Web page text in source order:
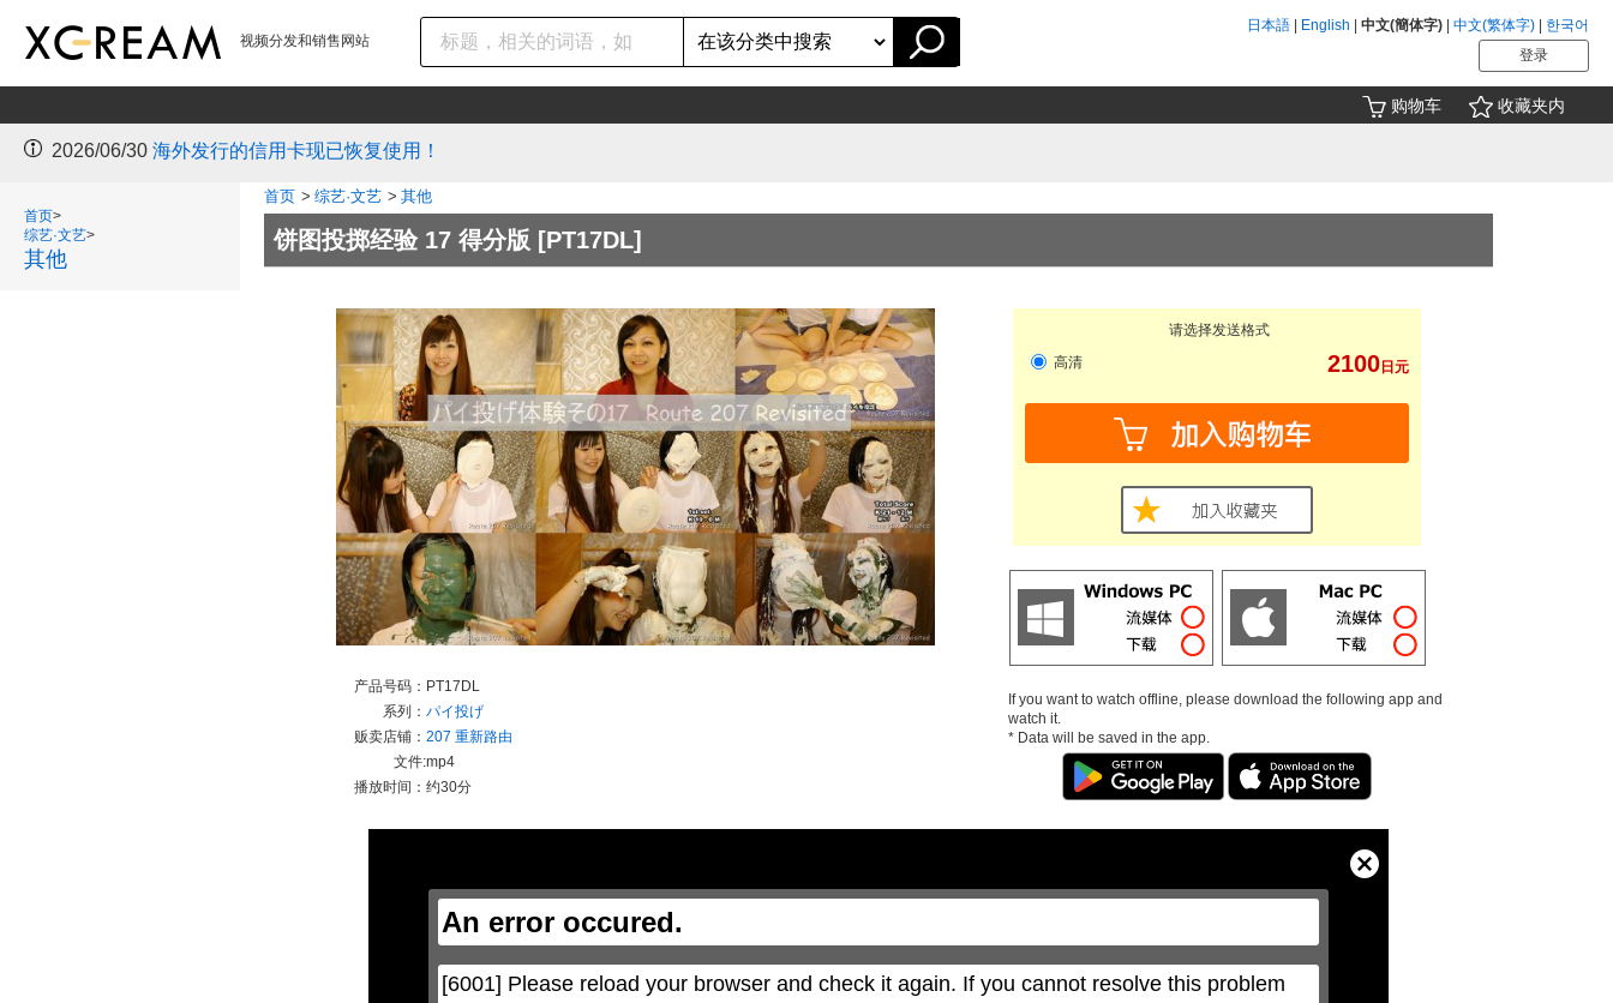
日本語 English 中文(簡体字) 中文(繁体字)
한국어
视频分发和销售网站
登录
购物车 收藏夹内
2026/06/30 海外发行的信用卡现已恢复使用！
首页>
综艺·文艺>
其他
首页 > 综艺·文艺 > 其他
饼图投掷经验 17 得分版 [PT17DL]
产品号码： PT17DL
系列： パイ投げ
贩卖店铺： 207 重新路由
文件:mp4
播放时间： 约30分
请选择发送格式
2100 日元
高清
If you want to watch offline, please download the following app and
watch it.
* Data will be saved in the app.
An error occured.
[6001] Please reload your browser and check it again. If you cannot resolve this problem
Close
Modal
Dialog